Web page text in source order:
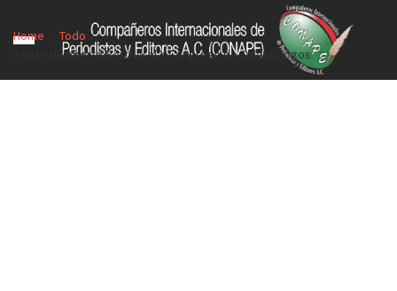
Home
Todo
Asiste Humberto Bertruy al X Congreso de Odontólogos